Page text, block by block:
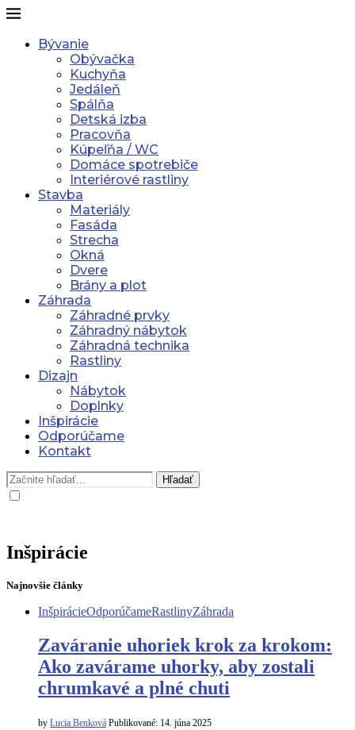
Bývanie
Obývačka
Kuchyňa
Jedáleň
Spálňa
Detská izba
Pracovňa
Kúpeľňa / WC
Domáce spotrebiče
Interiérové rastliny
Stavba
Materiály
Fasáda
Strecha
Okná
Dvere
Brány a plot
Záhrada
Záhradné prvky
Záhradný nábytok
Záhradná technika
Rastliny
Dizajn
Nábytok
Doplnky
Inšpirácie
Odporúčame
Kontakt
Hľadať
Inšpirácie
Najnovšie články
InšpirácieOdporúčameRastlinyZáhrada
Zaváranie uhoriek krok za krokom:
Ako zavárame uhorky, aby zostali
chrumkavé a plné chuti
by Lucia Benková Publikované: 14. júna 2025